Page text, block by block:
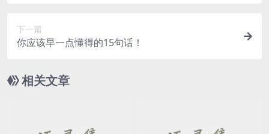
下一篇
你应该早一点懂得的15句话！
相关文章